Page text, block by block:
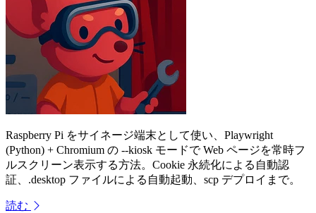
Raspberry Pi をサイネージ端末として使い、Playwright
(Python) + Chromium の --kiosk モードで Web ページを常時フ
ルスクリーン表示する方法。Cookie 永続化による自動認
証、.desktop ファイルによる自動起動、scp デプロイまで。
読む